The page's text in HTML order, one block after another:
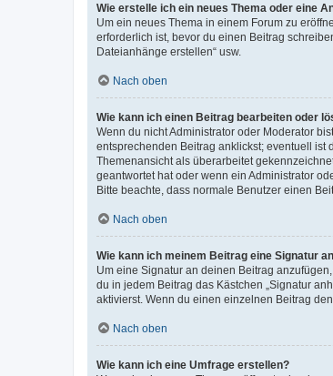
Wie erstelle ich ein neues Thema oder eine
Um ein neues Thema in einem Forum zu
erforderlich ist, bevor du einen Beitrag
Dateianhänge erstellen“ usw.
Nach oben
Wie kann ich einen Beitrag bearbeiten oder
Wenn du nicht Administrator oder Moderator
entsprechenden Beitrag anklickst; eventuell ist
Themenansicht als überarbeitet
geantwortet hat oder wenn ein Administrator
Bitte beachte, dass normale Benutzer einen
Nach oben
Wie kann ich meinem Beitrag eine Signatur
Um eine Signatur an deinen Beitrag
du in jedem Beitrag das Kästchen „Signatur
aktivierst. Wenn du einen einzelnen Beitrag
Nach oben
Wie kann ich eine Umfrage erstellen?